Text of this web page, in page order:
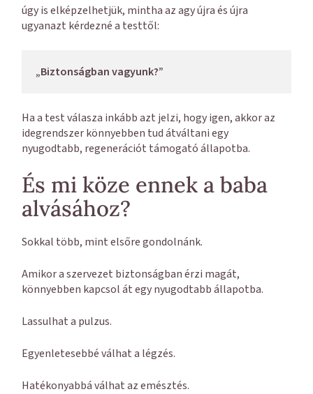
úgy is elképzelhetjük, mintha az agy újra és újra
ugyanazt kérdezné a testtől:
„Biztonságban vagyunk?”
Ha a test válasza inkább azt jelzi, hogy igen, akkor az
idegrendszer könnyebben tud átváltani egy
nyugodtabb, regenerációt támogató állapotba.
És mi köze ennek a baba
alvásához?
Sokkal több, mint elsőre gondolnánk.
Amikor a szervezet biztonságban érzi magát,
könnyebben kapcsol át egy nyugodtabb állapotba.
Lassulhat a pulzus.
Egyenletesebbé válhat a légzés.
Hatékonyabbá válhat az emésztés.